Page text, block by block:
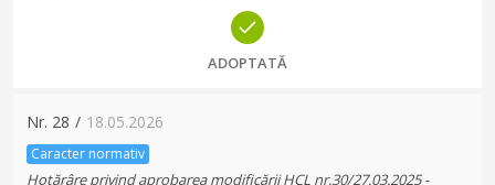
ADOPTATĂ
Nr. 28 / 18.05.2026
Caracter normativ
Hotărâre privind aprobarea modificării HCL nr.30/27.03.2025 -